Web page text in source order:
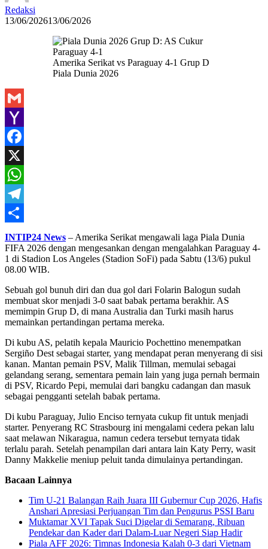
Redaksi
13/06/202613/06/2026
Amerika Serikat vs Paraguay 4-1 Grup D
Piala Dunia 2026
Gmail
Yahoo
Mail
Facebook
X
WhatsApp
Telegram
Share
INTIP24 News – Amerika Serikat mengawali laga Piala Dunia
FIFA 2026 dengan mengesankan dengan mengalahkan Paraguay 4-
1 di Stadion Los Angeles (Stadion SoFi) pada Sabtu (13/6) pukul
08.00 WIB.
Sebuah gol bunuh diri dan dua gol dari Folarin Balogun sudah
membuat skor menjadi 3-0 saat babak pertama berakhir. AS
memimpin Grup D, di mana Australia dan Turki masih harus
memainkan pertandingan pertama mereka.
Di kubu AS, pelatih kepala Mauricio Pochettino menempatkan
Sergiño Dest sebagai starter, yang mendapat peran menyerang di sisi
kanan. Mantan pemain PSV, Malik Tillman, memulai sebagai
gelandang serang, sementara pemain lain yang juga pernah bermain
di PSV, Ricardo Pepi, memulai dari bangku cadangan dan masuk
sebagai pengganti setelah babak pertama.
Di kubu Paraguay, Julio Enciso ternyata cukup fit untuk menjadi
starter. Penyerang RC Strasbourg ini mengalami cedera pekan lalu
saat melawan Nikaragua, namun cedera tersebut ternyata tidak
terlalu parah. Setelah penampilan dari antara lain Katy Perry, wasit
Danny Makkelie meniup peluit tanda dimulainya pertandingan.
Bacaan Lainnya
Tim U-21 Balangan Raih Juara III Gubernur Cup 2026, Hafis
Anshari Apresiasi Perjuangan Tim dan Pengurus PSSI Baru
Muktamar XVI Tapak Suci Digelar di Semarang, Ribuan
Pendekar dan Kader dari Dalam-Luar Negeri Siap Hadir
Piala AFF 2026: Timnas Indonesia Kalah 0-3 dari Vietnam